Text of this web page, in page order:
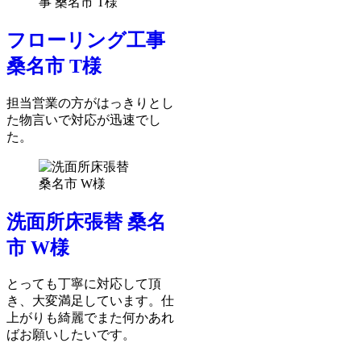
フローリング工事
桑名市 T様
担当営業の方がはっきりとし
た物言いで対応が迅速でし
た。
洗面所床張替 桑名
市 W様
とっても丁寧に対応して頂
き、大変満足しています。仕
上がりも綺麗でまた何かあれ
ばお願いしたいです。